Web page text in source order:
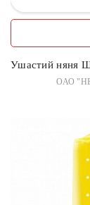
Ушастий няня
ОАО